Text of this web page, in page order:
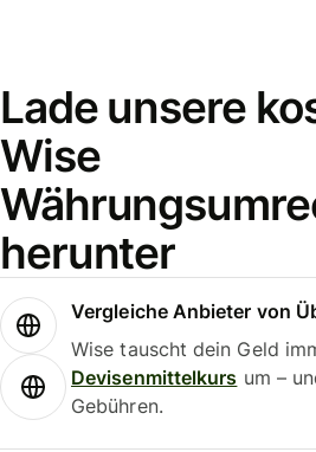
Lade unsere
Wise
herunter
Vergleiche Anbieter von
Wise tauscht dein Geld
Devisenmittelkurs um –
Gebühren.